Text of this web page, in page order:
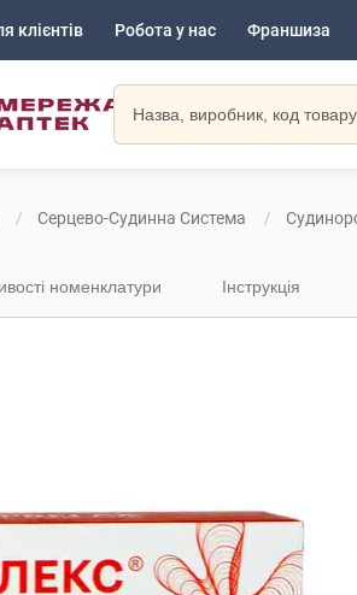
клієнтів Робота у нас Франшиза
Серцево-Судинна Система
номенклатури Інструкція